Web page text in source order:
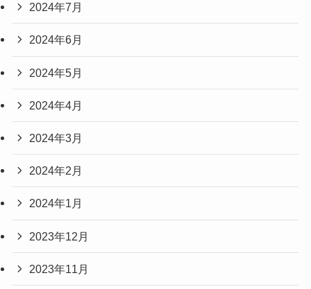
2024年7月
2024年6月
2024年5月
2024年4月
2024年3月
2024年2月
2024年1月
2023年12月
2023年11月